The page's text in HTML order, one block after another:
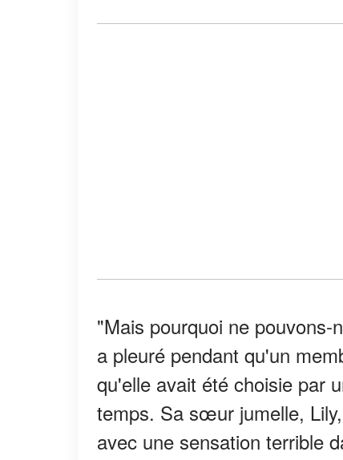
"Mais pourquoi ne
a pleuré pendant qu'un
qu'elle avait été choisie par
temps. Sa sœur jumelle,
avec une sensation terrible